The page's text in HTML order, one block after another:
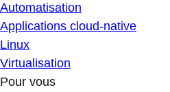
Automatisation
Applications cloud-native
Linux
Virtualisation
Pour vous